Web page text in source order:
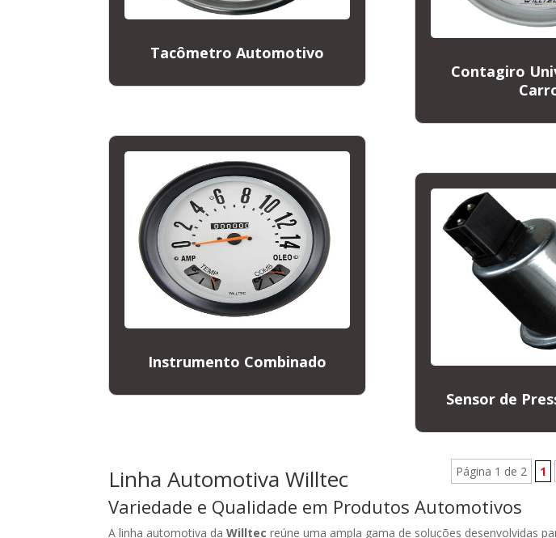
Tacômetro Automotivo
Instrumento Combinado
Contagiro
Sensor de
Página 1 de 2 1
Linha Automotiva Willtec
Variedade e Qualidade em Produtos Automotivos
A linha automotiva daWilltec reúne uma ampla gama de soluções desenvolvidas